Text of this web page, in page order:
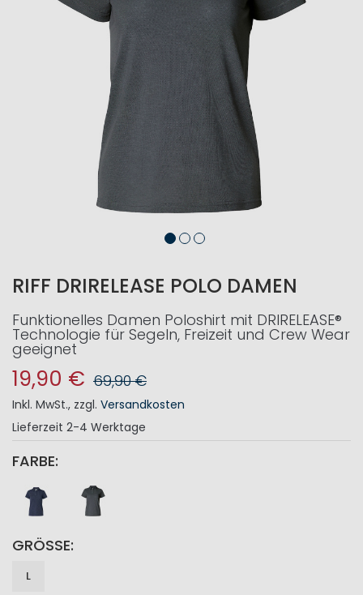
RIFF DRIRELEASE POLO DAMEN
Funktionelles Damen Poloshirt mit DRIRELEASE®
Technologie für Segeln, Freizeit und Crew Wear
geeignet
19,90 € 69,90 €
Inkl. MwSt., zzgl. Versandkosten
Lieferzeit 2-4 Werktage
FARBE
GRÖSSE
L